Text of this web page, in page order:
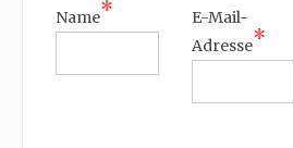
Name*
E-Mail-
Adresse*